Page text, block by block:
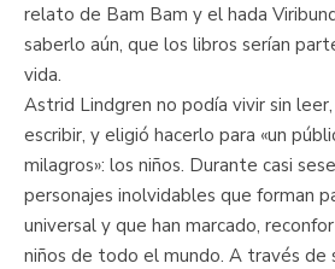
relato de Bam Bam y el hada
saberlo aún, que los libros serían
vida.
Astrid Lindgren no podía vivir sin
escribir, y eligió hacerlo para «un
milagros»: los niños. Durante casi
personajes inolvidables que forman
universal y que han marcado,
niños de todo el mundo. A través de